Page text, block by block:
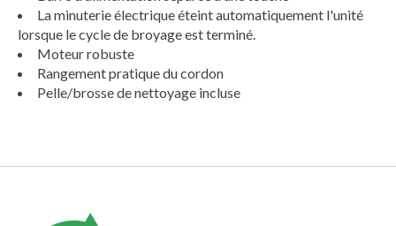
La minuterie électrique éteint automatiquement l'unité
lorsque le cycle de broyage est terminé.
Moteur robuste
Rangement pratique du cordon
Pelle/brosse de nettoyage incluse